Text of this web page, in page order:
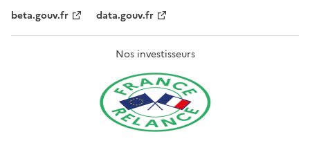
beta.gouv.fr
data.gouv.fr
Nos investisseurs